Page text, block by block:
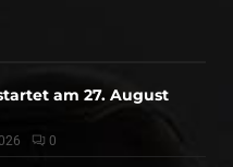
am 27. August
0